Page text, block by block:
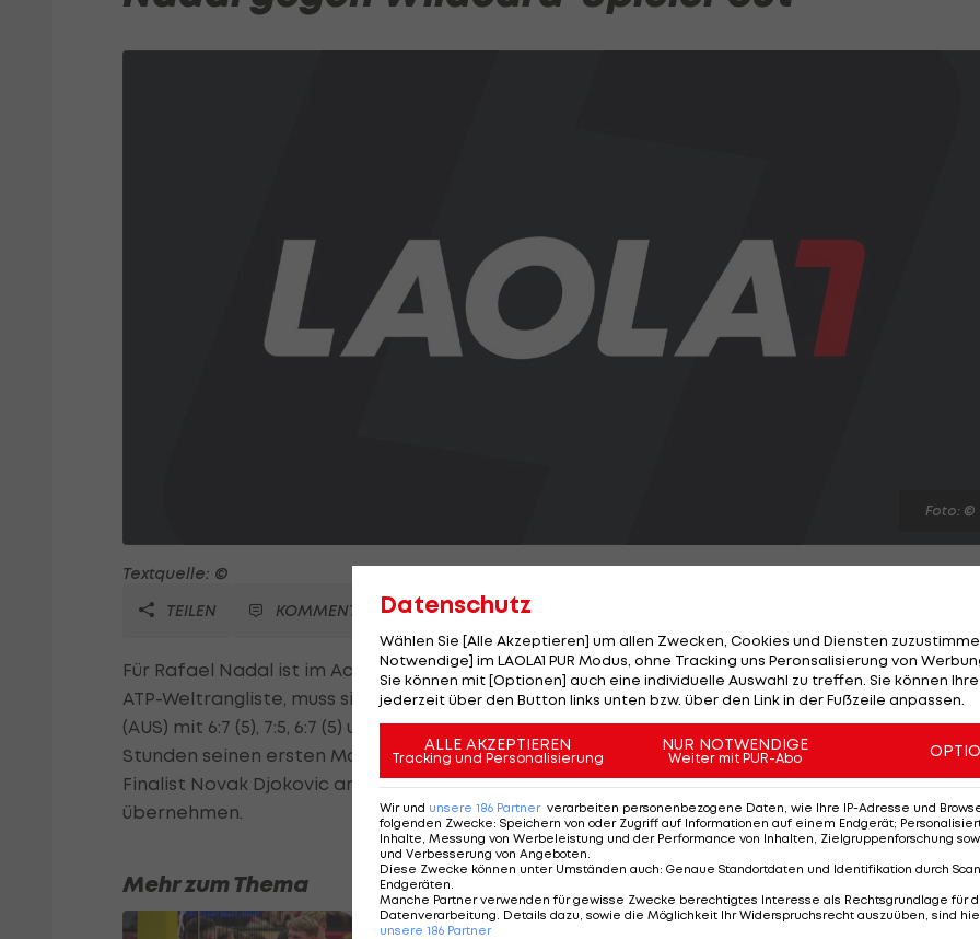
Foto: ©
Textquelle: ©
TEILEN
KOMMENTARE
Für Rafael Nadal ist im Achtelfinale von Wimbledon Endstation. Der Spanier, Nummer eins der
ATP-Weltrangliste, muss sich sensationell dem mit einer Wildcard ausgestatteten Nick Kyrgios
(AUS) mit 6:7 (5), 7:5, 6:7 (5) und 3:6 geschlagen geben. Der erst 19-Jährige verwertet nach 2:58
Stunden seinen ersten Matchball. Nadal muss damit um seinen Thron fürchten. Sollte
Finalist Novak Djokovic am "heiligen Rasen" triumphieren, würde er die Spitzenposition im
übernehmen.
Mehr zum Thema
Datenschutz
Wählen Sie [Alle Akzeptieren] um allen Zwecken, Cookies und Diensten
Notwendige] im LAOLA1 PUR Modus, ohne Tracking uns Peronsalisierung von
Sie können mit [Optionen] auch eine individuelle Auswahl zu treffen. Sie können
jederzeit über den Button links unten bzw. über den Link in der Fußzeile anpassen.
ALLE AKZEPTIEREN
Tracking und Personalisierung
NUR NOTWENDIGE
Weiter mit PUR-Abo
Wir und unsere 186 Partner verarbeiten personenbezogene Daten, wie Ihre IP-Adresse und
folgenden Zwecke: Speichern von oder Zugriff auf Informationen auf einem Endgerät;
Inhalte, Messung von Werbeleistung und der Performance von Inhalten, Zielgruppenforschung
und Verbesserung von Angeboten
Diese Zwecke können unter Umständen auch: Genaue Standortdaten und Identifikation durch
Endgeräten
Manche Partner verwenden für gewisse Zwecke berechtigtes Interesse als Rechtsgrundlage für
Datenverarbeitung. Details dazu, sowie die Möglichkeit Ihr Widerspruchsrecht auszuüben, sind
unsere 186 Partner